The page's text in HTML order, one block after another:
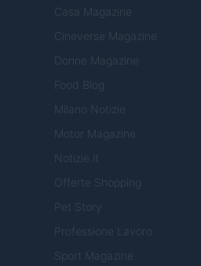
Casa Magazine
Cineverse Magazine
Donne Magazine
Food Blog
Milano Notizie
Motor Magazine
Notizie.it
Offerte Shopping
Pet Story
Professione Lavoro
Sport Magazine